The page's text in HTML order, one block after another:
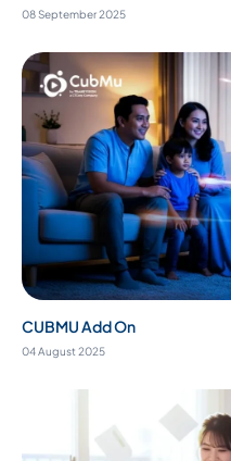
08 September 2025
CUBMU Add On
04 August 2025